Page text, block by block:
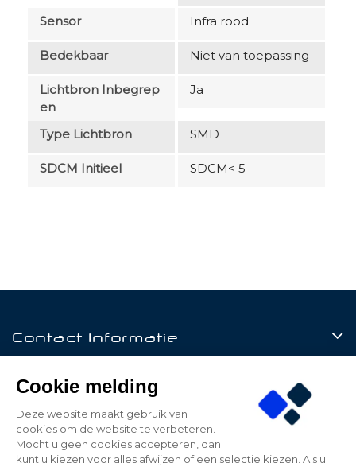
Sensor
Infra rood
Bedekbaar Niet van toepassing
Lichtbron Inbegrep
En
Ja
Type Lichtbron SMD
SDCM Initieel SDCM< 5
Contact Informatie
Mijn Account
Cookie melding
Deze website maakt gebruik van
cookies om de website te verbeteren.
Mocht u geen cookies accepteren, dan
kunt u kiezen voor alles afwijzen of een selectie kiezen. Als u